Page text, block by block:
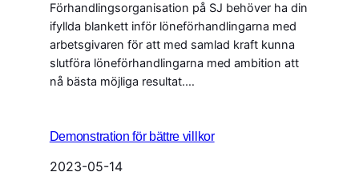
Förhandlingsorganisation på SJ behöver ha din
ifyllda blankett inför löneförhandlingarna med
arbetsgivaren för att med samlad kraft kunna
slutföra löneförhandlingarna med ambition att
nå bästa möjliga resultat.…
Demonstration för bättre villkor
2023-05-14